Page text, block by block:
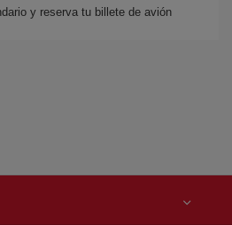
y reserva tu billete de avión